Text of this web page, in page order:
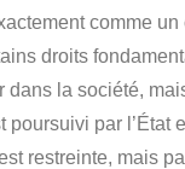
comme un
droits
dans la société,
poursuivi par l’État
restreinte, mais